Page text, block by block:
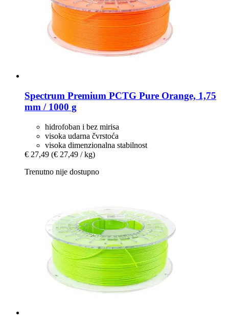
Spectrum Premium PCTG Pure Orange, 1,75
mm / 1000 g
hidrofoban i bez mirisa
visoka udarna čvrstoća
visoka dimenzionalna stabilnost
€ 27,49 (€ 27,49 / kg)
Trenutno nije dostupno